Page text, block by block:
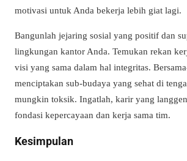
motivasi untuk Anda bekerja lebih giat lagi.
Bangunlah jejaring sosial yang positif dan
lingkungan kantor Anda. Temukan rekan
visi yang sama dalam hal integritas.
menciptakan sub-budaya yang sehat di
mungkin toksik. Ingatlah, karir yang
fondasi kepercayaan dan kerja sama tim.
Kesimpulan